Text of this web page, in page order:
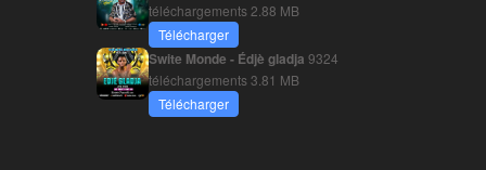
téléchargements 2.88 MB
Télécharger
Swite Monde - Édjè gladja 9324
téléchargements3.81 MB
Télécharger